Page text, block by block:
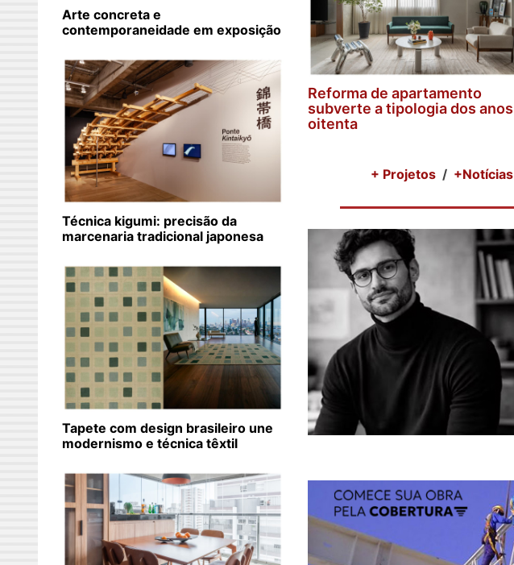
Reforma de apartamento
subverte a tipologia dos anos
oitenta
+ Projetos / +Notícias
Arte concreta e
contemporaneidade em exposição
Técnica kigumi: precisão da
marcenaria tradicional japonesa
Tapete com design brasileiro une
modernismo e técnica têxtil